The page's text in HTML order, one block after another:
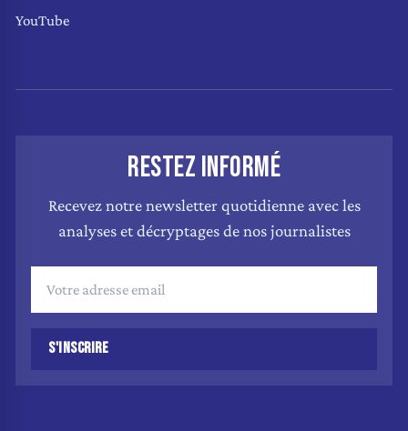
YouTube
RESTEZ INFORMÉ
Recevez notre newsletter quotidienne avec les
analyses et décryptages de nos journalistes
S'INSCRIRE